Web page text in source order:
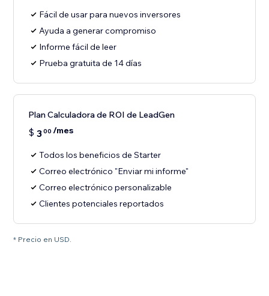
Fácil de usar para nuevos inversores
Ayuda a generar compromiso
Informe fácil de leer
Prueba gratuita de 14 días
Plan Calculadora de ROI de LeadGen
$ 300 /mes
Todos los beneficios de Starter
Correo electrónico "Enviar mi informe"
Correo electrónico personalizable
Clientes potenciales reportados
* Precio en USD.